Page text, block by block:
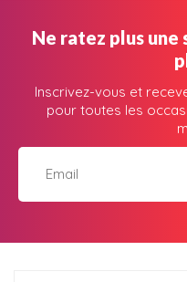
Ne ratez plus une
Inscrivez-vous et
pour toutes les